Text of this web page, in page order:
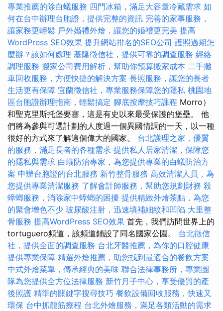
專業推薦的除白蟻服務 四門冰箱，滿足大容量冷藏需求 如
何在台中辦理台胞證，提供完整的資訊 完善的家事服務，
讓家務更輕鬆 戶外婚禮外燴，讓您的婚禮更完美 提高
WordPress SEO效果 提升網站排名的SEO公司 護照過期怎
麼辦？該如何處理 基隆徵信社，提供可靠的調查服務 經絡
調理服務 搬家公司費用解析，幫助你預算搬家成本 二手攤
車回收服務，方便快捷的解決方案 長照服務，讓您的長者
生活更有保障 宜蘭徵信社，專業服務保障您的隱私 桃園地
區台胞證辦理指南，輕鬆搞定 腳底按摩技巧課程 Morro）
和聖克里斯托堡要塞，這是有史以來最受保護的堡壘。 他
們將為參與可選計劃的人度過一個異國情調的一天，以一種
很好的方式來了解這個偉大的國家。 台北護理之家，優質
的服務，滿足長者的各種需求 提供私人居家清潔，保障您
的隱私與需求 白蟻防治專家，為您提供專業的白蟻防治方
案 申辦台胞證的台北服務 新竹整骨服務 高效清潔人員，為
您提供專業清潔服務 了解會計師服務，幫助您規劃財務 殺
蟑螂服務，消除家中蟑螂的困擾 提供精緻外燴茶點，為您
的聚會增色不少 玻尿酸注射，迅速填補細紋和凹陷 大里整
骨服務 提高WordPress SEO效果 首先，我們訪問世界上的
tortuguero頻道，該頻道鋪設了同名國家公園。 台北徵信
社，提供全面的調查服務 台北牙醫推薦，為你的口腔健康
提供專業保障 精選外燴推薦，助您找到最適合的餐飲方案
中式外燴菜單，傳承經典的美味 聯合法律事務所，專業團
隊為您提供全方位法律服務 新竹月子中心，享受優質的產
後照護 精準的關鍵字搜尋技巧 餐飲設備回收服務，快速又
環保 台中抓龍筋療程 台北外燴服務，滿足各類活動的需求